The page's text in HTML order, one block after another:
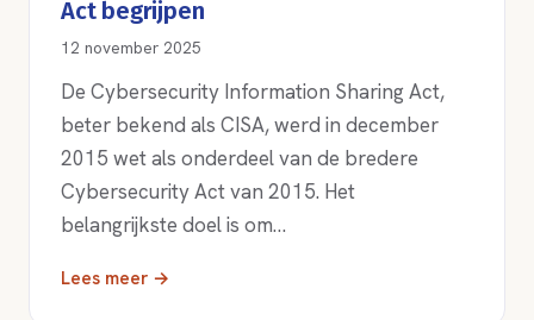
Act begrijpen
12 november 2025
De Cybersecurity Information Sharing Act,
beter bekend als CISA, werd in december
2015 wet als onderdeel van de bredere
Cybersecurity Act van 2015. Het
belangrijkste doel is om…
Lees meer →